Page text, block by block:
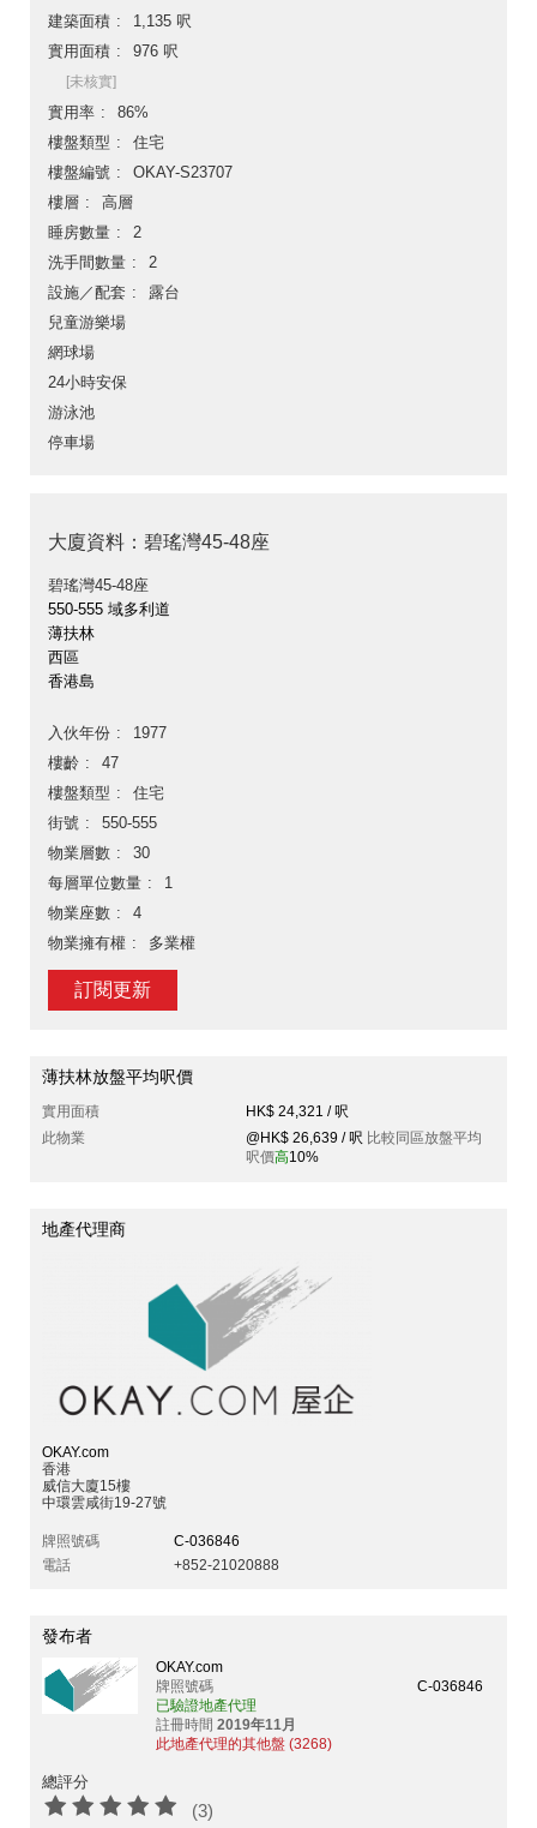
建築面積
1,135 呎
實用面積
976 呎
[未核實]
實用率
86%
樓盤類型
住宅
樓盤編號
OKAY-S23707
樓層
高層
睡房數量
2
洗手間數量
2
設施／配套
露台
兒童游樂場
網球場
24小時安保
游泳池
停車場
大廈資料：碧瑤灣45-48座
碧瑤灣45-48座
550-555 域多利道
薄扶林
西區
香港島
入伙年份
1977
樓齡
47
樓盤類型
住宅
街號
550-555
物業層數
30
每層單位數量
1
物業座數
4
物業擁有權
多業權
訂閱更新
薄扶林放盤平均呎價
實用面積
HK$ 24,321 / 呎
此物業
@HK$ 26,639 / 呎 比較同區放盤平均
呎價高10%
地產代理商
OKAY.com
香港
威信大廈15樓
中環雲咸街19-27號
牌照號碼
C-036846
電話
+852-21020888
發布者
OKAY.com
牌照號碼
C-036846
已驗證地產代理
註冊時間 2019年11月
此地產代理的其他盤 (3268)
總評分
(3)